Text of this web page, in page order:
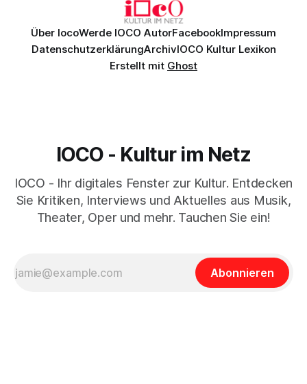
Über IocoWerde IOCO AutorFacebookImpressum
DatenschutzerklärungArchivIOCO Kultur Lexikon
Erstellt mit Ghost
IOCO - Kultur im Netz
IOCO - Ihr digitales Fenster zur Kultur. Entdecken
Sie Kritiken, Interviews und Aktuelles aus Musik,
Theater, Oper und mehr. Tauchen Sie ein!
Abonnieren